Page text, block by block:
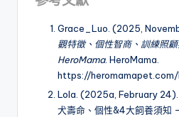
Grace_Luo. (2025,
觀特徵、個性智商、訓練照
HeroMama. HeroMama.
https://
Lola. (2025a, February 24).
犬壽命、個性&4大飼養須知